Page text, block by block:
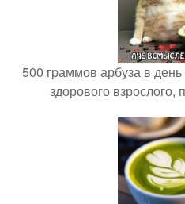
500 граммов арбуза в
здорового взрослого,